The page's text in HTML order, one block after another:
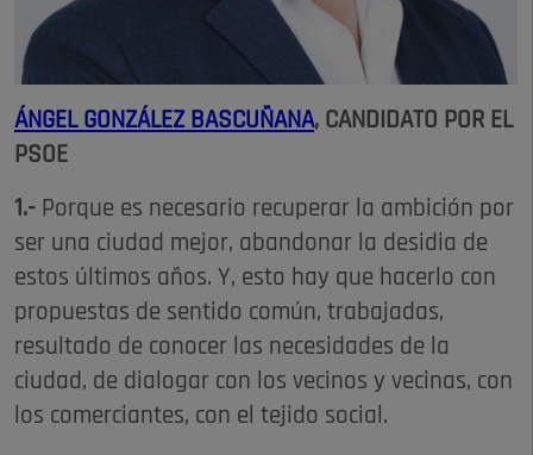
ÁNGEL GONZÁLEZ BASCUÑANA, CANDIDATO POR EL
PSOE
1.- Porque es necesario recuperar la ambición por
ser una ciudad mejor, abandonar la desidia de
estos últimos años. Y, esto hay que hacerlo con
propuestas de sentido común, trabajadas,
resultado de conocer las necesidades de la
ciudad, de dialogar con los vecinos y vecinas, con
los comerciantes, con el tejido social.